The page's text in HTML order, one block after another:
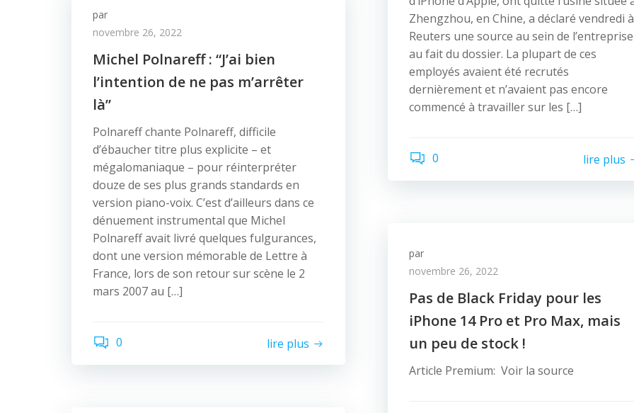
Zhengzhou, en Chine, a déclaré vendredi à
Reuters une source au sein de l’entreprise
au fait du dossier. La plupart de ces
employés avaient été recrutés
dernièrement et n’avaient pas encore
commencé à travailler sur les […]
0 lire plus
par
novembre 26, 2022
Michel Polnareff : “J’ai bien
l’intention de ne pas m’arrêter
là”
Polnareff chante Polnareff, difficile
d’ébaucher titre plus explicite – et
mégalomaniaque – pour réinterpréter
douze de ses plus grands standards en
version piano-voix. C’est d’ailleurs dans ce
dénuement instrumental que Michel
Polnareff avait livré quelques fulgurances,
dont une version mémorable de Lettre à
France, lors de son retour sur scène le 2
mars 2007 au […]
0 lire plus
par
novembre 26, 2022
Pas de Black Friday pour les
iPhone 14 Pro et Pro Max, mais
un peu de stock !
Article Premium: Voir la source